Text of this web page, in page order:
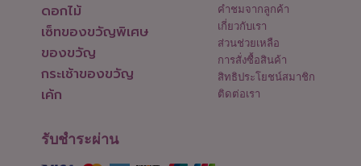
ดอกไม้
เซ็ทของขวัญพิเศษ
ของขวัญ
กระเช้าของขวัญ
เค้ก
คำชมจากลูกค้า
เกี่ยวกับเรา
ส่วนช่วยเหลือ
การสั่งซื้อสินค้า
สิทธิประโยชน์สมาชิก
ติดต่อเรา
รับชำระผ่าน